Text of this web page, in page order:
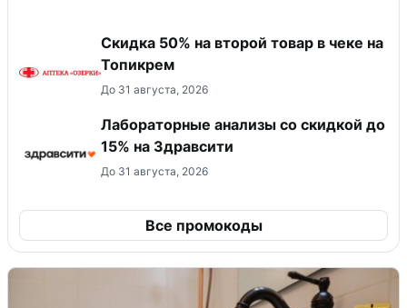
Скидка 50% на второй товар в чеке на
Топикрем
До 31 августа, 2026
Лабораторные анализы со скидкой до
15% на Здравсити
До 31 августа, 2026
Все промокоды